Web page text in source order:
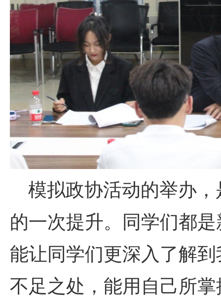
模拟政协活动的举办
的一次提升。同学们都
能让同学们更深入了解
不足之处，能用自己所